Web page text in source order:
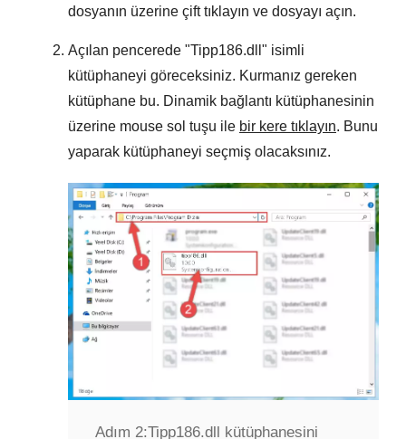
dosyanın üzerine çift tıklayın ve dosyayı açın.
Açılan pencerede "Tipp186.dll " isimli
kütüphaneyi göreceksiniz. Kurmanız gereken
kütüphane bu. Dinamik bağlantı kütüphanesinin
üzerine mouse sol tuşu ile bir kere tıklayın. Bunu
yaparak kütüphaneyi seçmiş olacaksınız.
Adım 2:Tipp186.dll kütüphanesini